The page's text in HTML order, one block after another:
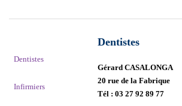
Dentistes
Infirmiers
Dentistes
Gérard CASALONGA
20 rue de la Fabrique
Tél : 03 27 92 89 77